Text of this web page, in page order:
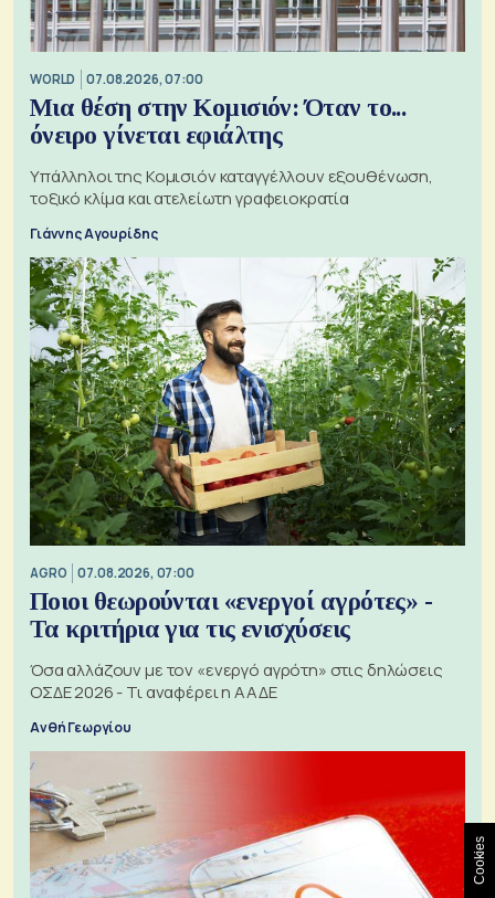
WORLD 07.08.2026, 07:00
Μια θέση στην Κομισιόν: Όταν το...
όνειρο γίνεται εφιάλτης
Υπάλληλοι της Κομισιόν καταγγέλλουν εξουθένωση,
τοξικό κλίμα και ατελείωτη γραφειοκρατία
Γιάννης Αγουρίδης
AGRO 07.08.2026, 07:00
Ποιοι θεωρούνται «ενεργοί αγρότες» -
Τα κριτήρια για τις ενισχύσεις
Όσα αλλάζουν με τον «ενεργό αγρότη» στις δηλώσεις
ΟΣΔΕ 2026 - Τι αναφέρει η ΑΑΔΕ
Ανθή Γεωργίου
Cookies